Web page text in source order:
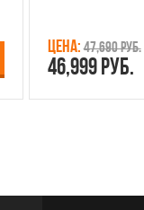
Цена:47,690 руб.
46,999 руб.